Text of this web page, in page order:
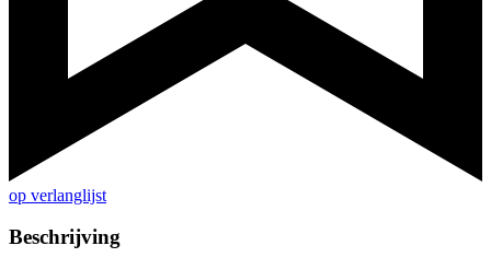
op verlanglijst
Beschrijving